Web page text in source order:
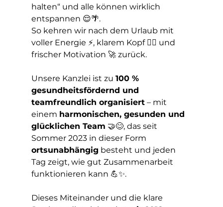
halten“ und alle können wirklich
entspannen 😌🌴.
So kehren wir nach dem Urlaub mit
voller Energie ⚡, klarem Kopf 🧘‍♂️ und
frischer Motivation 🚀 zurück.
Unsere Kanzlei ist zu 100 %
gesundheitsfördernd und
teamfreundlich organisiert – mit
einem harmonischen, gesunden und
glücklichen Team 🤝😊, das seit
Sommer 2023 in dieser Form
ortsunabhängig besteht und jeden
Tag zeigt, wie gut Zusammenarbeit
funktionieren kann 💪✨.
Dieses Miteinander und die klare